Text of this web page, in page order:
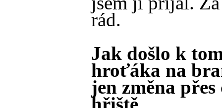
rád.
Jak došlo k
hroťáka na
jen změna přes